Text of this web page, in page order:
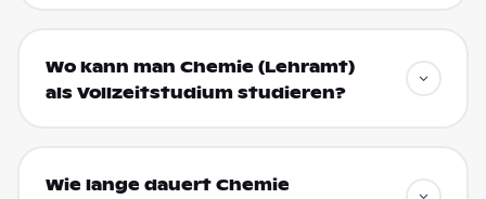
Wo kann man Chemie (Lehramt)
als Vollzeitstudium studieren?
Wie lange dauert Chemie